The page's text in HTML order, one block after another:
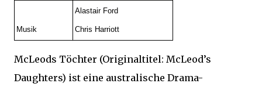
Musik
Alastair Ford
Chris Harriott
McLeods Töchter (Originaltitel: McLeod’s
Daughters) ist eine australische Drama-